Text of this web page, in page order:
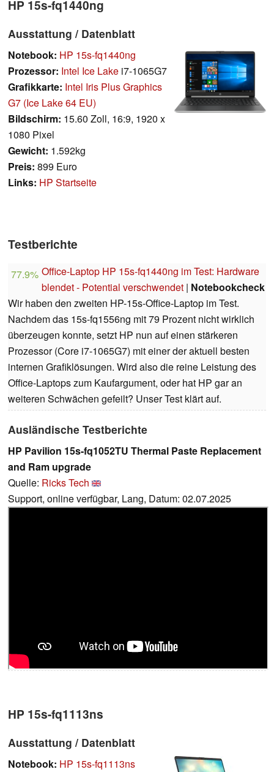
HP 15s-fq1440ng
Ausstattung / Datenblatt
Notebook: HP 15s-fq1440ng
Prozessor: Intel Ice Lake i7-1065G7
Grafikkarte: Intel Iris Plus Graphics
G7 (Ice Lake 64 EU)
Bildschirm: 15.60 Zoll, 16:9, 1920 x
1080 Pixel
Gewicht: 1.592kg
Preis: 899 Euro
Links: HP Startseite
Testberichte
77.9% Office-Laptop HP 15s-fq1440ng im Test: Hardware
blendet - Potential verschwendet | Notebookcheck
Wir haben den zweiten HP-15s-Office-Laptop im Test.
Nachdem das 15s-fq1556ng mit 79 Prozent nicht wirklich
überzeugen konnte, setzt HP nun auf einen stärkeren
Prozessor (Core i7-1065G7) mit einer der aktuell besten
internen Grafiklösungen. Wird also die reine Leistung des
Office-Laptops zum Kaufargument, oder hat HP gar an
weiteren Schwächen gefeilt? Unser Test klärt auf.
Ausländische Testberichte
HP Pavilion 15s-fq1052TU Thermal Paste Replacement
and Ram upgrade
Quelle: Ricks Tech
Support, online verfügbar, Lang, Datum: 02.07.2025
HP 15s-fq1113ns
Ausstattung / Datenblatt
Notebook: HP 15s-fq1113ns